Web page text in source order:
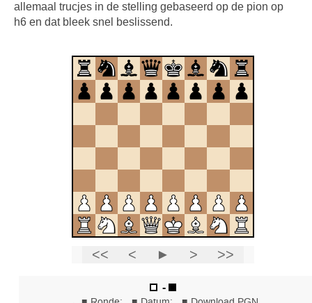
allemaal trucjes in de stelling gebaseerd op de pion op
h6 en dat bleek snel beslissend.